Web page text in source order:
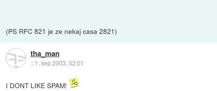
(PS RFC 821 je ze nekaj casa 2821)
tha_man
:: 1. sep 2003, 02:01
I DONT LIKE SPAM!